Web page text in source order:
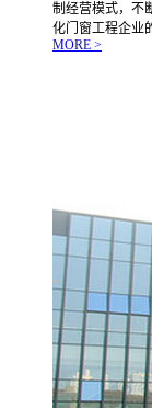
制经营模式，不
化门窗工程企业
MORE >